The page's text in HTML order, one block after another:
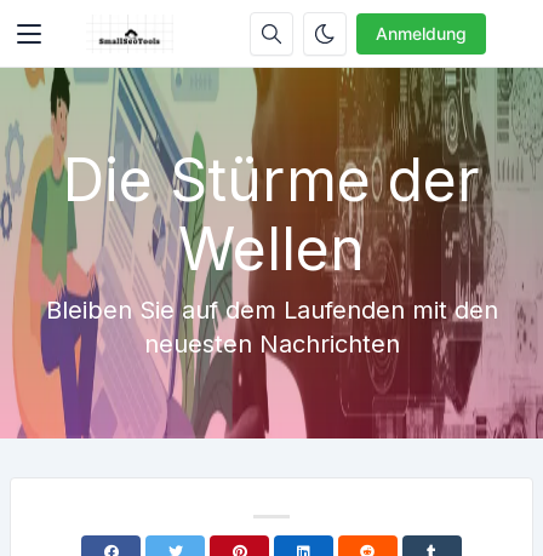
Anmeldung
Die Stürme der
Wellen
Bleiben Sie auf dem Laufenden mit den
neuesten Nachrichten